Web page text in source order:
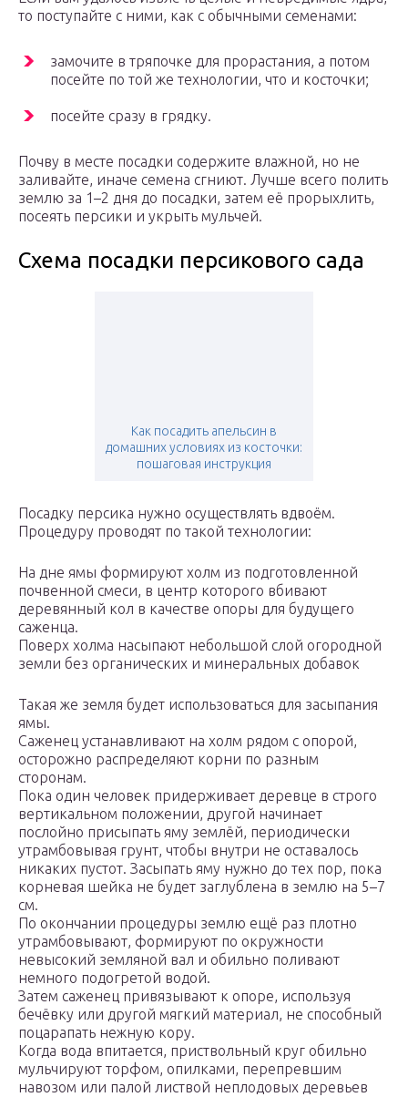
то поступайте с ними, как с обычными семенами:
замочите в тряпочке для прорастания, а потом
посейте по той же технологии, что и косточки;
посейте сразу в грядку.
Почву в месте посадки содержите влажной, но не
заливайте, иначе семена сгниют. Лучше всего полить
землю за 1–2 дня до посадки, затем её прорыхлить,
посеять персики и укрыть мульчей.
Схема посадки персикового сада
Как посадить апельсин в
домашних условиях из косточки:
пошаговая инструкция
Посадку персика нужно осуществлять вдвоём.
Процедуру проводят по такой технологии:
На дне ямы формируют холм из подготовленной
почвенной смеси, в центр которого вбивают
деревянный кол в качестве опоры для будущего
саженца.
Поверх холма насыпают небольшой слой огородной
земли без органических и минеральных добавок
Такая же земля будет использоваться для засыпания
ямы.
Саженец устанавливают на холм рядом с опорой,
осторожно распределяют корни по разным
сторонам.
Пока один человек придерживает деревце в строго
вертикальном положении, другой начинает
послойно присыпать яму землёй, периодически
утрамбовывая грунт, чтобы внутри не оставалось
никаких пустот. Засыпать яму нужно до тех пор, пока
корневая шейка не будет заглублена в землю на 5–7
см.
По окончании процедуры землю ещё раз плотно
утрамбовывают, формируют по окружности
невысокий земляной вал и обильно поливают
немного подогретой водой.
Затем саженец привязывают к опоре, используя
бечёвку или другой мягкий материал, не способный
поцарапать нежную кору.
Когда вода впитается, приствольный круг обильно
мульчируют торфом, опилками, перепревшим
навозом или палой листвой неплодовых деревьев